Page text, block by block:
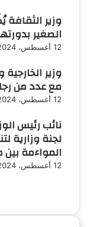
وزير الثقافة
الصغير بدورتها
12 أغسطس، 2024
وزير
مع عدد من
12 أغسطس، 2024
نائب رئيس
لجنة وزارية
المواءمة
12 أغسطس، 2024